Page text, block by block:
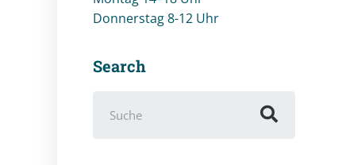
Donnerstag 8-12 Uhr
Search
nach: